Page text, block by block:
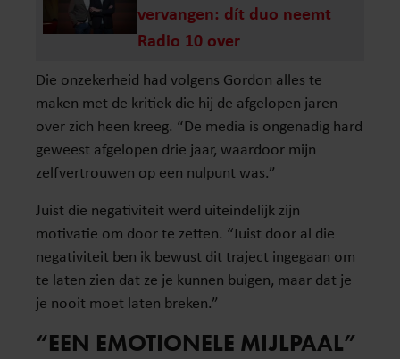
vervangen: dít duo neemt
Radio 10 over
Die onzekerheid had volgens Gordon alles te
maken met de kritiek die hij de afgelopen jaren
over zich heen kreeg. “De media is ongenadig hard
geweest afgelopen drie jaar, waardoor mijn
zelfvertrouwen op een nulpunt was.”
Juist die negativiteit werd uiteindelijk zijn
motivatie om door te zetten. “Juist door al die
negativiteit ben ik bewust dit traject ingegaan om
te laten zien dat ze je kunnen buigen, maar dat je
je nooit moet laten breken.”
“EEN EMOTIONELE MIJLPAAL”